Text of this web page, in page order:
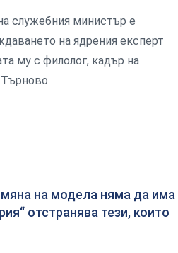
служебния министър е
на ядрения експерт
му с филолог, кадър на
на модела няма да има
отстранява тези, които